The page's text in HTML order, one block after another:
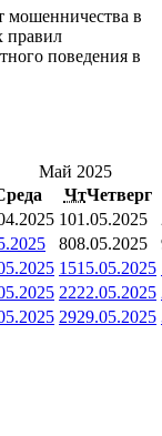
мошенничества в
правил
поведения в
Май 2025
ЧтЧетверг
101.05.2025
808.05.2025
1515.05.2025
2222.05.2025
2929.05.2025